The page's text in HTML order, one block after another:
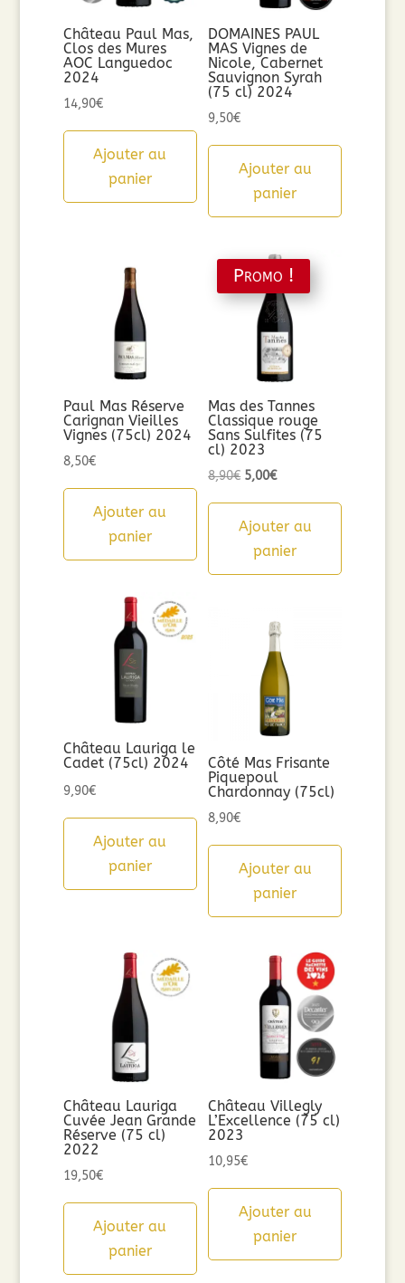
Château Paul Mas,
Clos des Mures
AOC Languedoc
2024
14,90€
Ajouter au
panier
DOMAINES PAUL
MAS Vignes de
Nicole, Cabernet
Sauvignon Syrah
(75 cl) 2024
9,50€
Ajouter au
panier
Paul Mas Réserve
Carignan Vieilles
Vignes (75cl) 2024
8,50€
Ajouter au
panier
Promo !
Mas des Tannes
Classique rouge
Sans Sulfites (75
cl) 2023
8,90€ Le
initial
était :
5,00€Le
actuel
est :
Ajouter au
panier
Château Lauriga le
Cadet (75cl) 2024
9,90€
Ajouter au
panier
Côté Mas Frisante
Piquepoul
Chardonnay (75cl)
8,90€
Ajouter au
panier
Château Lauriga
Cuvée Jean Grande
Réserve (75 cl)
2022
19,50€
Ajouter au
panier
Château Villegly
L’Excellence (75 cl)
2023
10,95€
Ajouter au
panier